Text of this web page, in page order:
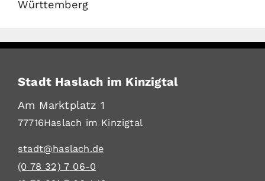
Württemberg
Stadt Haslach im Kinzigtal
Am Marktplatz 1
77716Haslach im Kinzigtal
stadt@haslach.de
(0 78 32) 7 06-0